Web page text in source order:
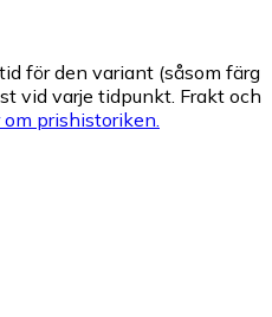
för den variant (såsom färg
vid varje tidpunkt. Frakt och
om prishistoriken.